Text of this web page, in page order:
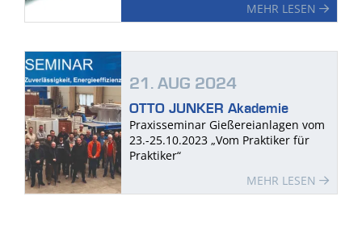
MEHR LESEN
21. AUG 2024
OTTO JUNKER Akademie
Praxisseminar Gießereianlagen vom
23.-25.10.2023 „Vom Praktiker für
Praktiker“
MEHR LESEN